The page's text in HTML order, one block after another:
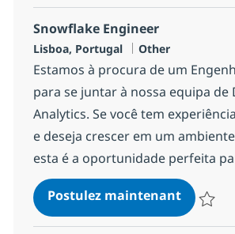
Snowflake Engineer
Localisation
Lisboa, Portugal Catégorie
Other
Estamos à procura de um
para se juntar à nossa equipa de
Analytics. Se você tem
e deseja crescer em um
esta é a oportunidade perfeita
Postulez maintenant